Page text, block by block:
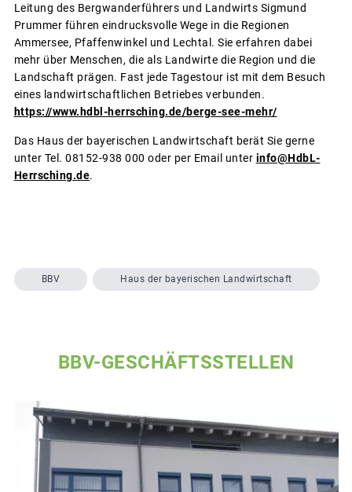
Leitung des Bergwanderführers und Landwirts Sigmund
Prummer führen eindrucksvolle Wege in die Regionen
Ammersee, Pfaffenwinkel und Lechtal. Sie erfahren dabei
mehr über Menschen, die als Landwirte die Region und die
Landschaft prägen. Fast jede Tagestour ist mit dem Besuch
eines landwirtschaftlichen Betriebes verbunden.
https://www.hdbl-herrsching.de/berge-see-mehr/
Das Haus der bayerischen Landwirtschaft berät Sie gerne
unter Tel. 08152-938 000 oder per Email unter info@HdbL-
Herrsching.de.
BBV Haus der bayerischen Landwirtschaft
BBV-GESCHÄFTSSTELLEN